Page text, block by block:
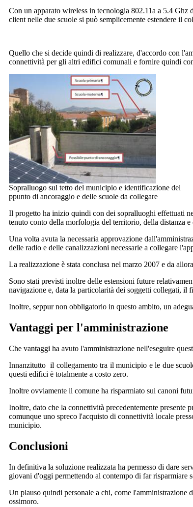
Con un apparato wireless in tecnologia 802.11a a 5.4
client nelle due scuole si può semplicemente estendere il
Quello che si decide quindi di realizzare, d'accordo con
connettività per gli altri edifici comunali e fornire quindi
Sopralluogo sul tetto del municipio e identificazione del
ppunto di ancoraggio e delle scuole da collegare
Il progetto ha inizio quindi con dei sopralluoghi effettuati
tenuto conto della morfologia del territorio, della distanza
Una volta avuta la necessaria approvazione
delle radio e delle canalizzazioni necessarie a collegare
La realizzazione è stata conclusa nel marzo 2007 e da
Sono stati previsti inoltre delle estensioni future
navigazione e, data la particolarità dei soggetti collegati, il
Inoltre, seppur non obbligatorio in questo ambito, un
Vantaggi per l'amministrazione
Che vantaggi ha avuto l'amministrazione nell'eseguire
Innanzitutto il collegamento tra il municipio e le due
questi edifici è totalmente a costo zero.
Inoltre ovviamente il comune ha risparmiato sui canoni
Inoltre, dato che la connettività precedentemente presente
comunque uno spreco l'acquisto di connettività locale
municipio.
Conclusioni
In definitiva la soluzione realizzata ha permesso di dare
giovani d'oggi permettendo al contempo di far risparmiare
Un plauso quindi personale a chi, come
ossimoro.